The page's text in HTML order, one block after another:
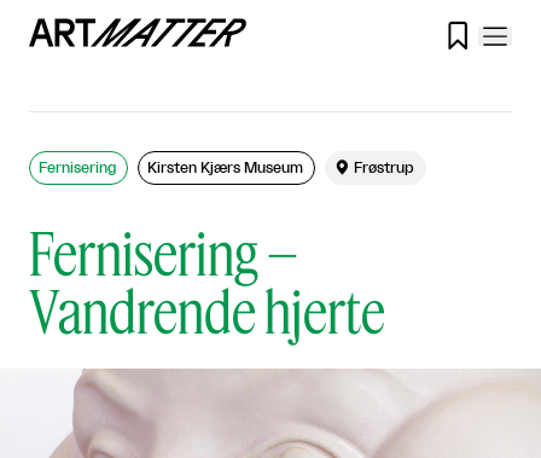

Fernisering –
Vandrende hjerte
Fernisering Kirsten Kjærs Museum  Frøstrup